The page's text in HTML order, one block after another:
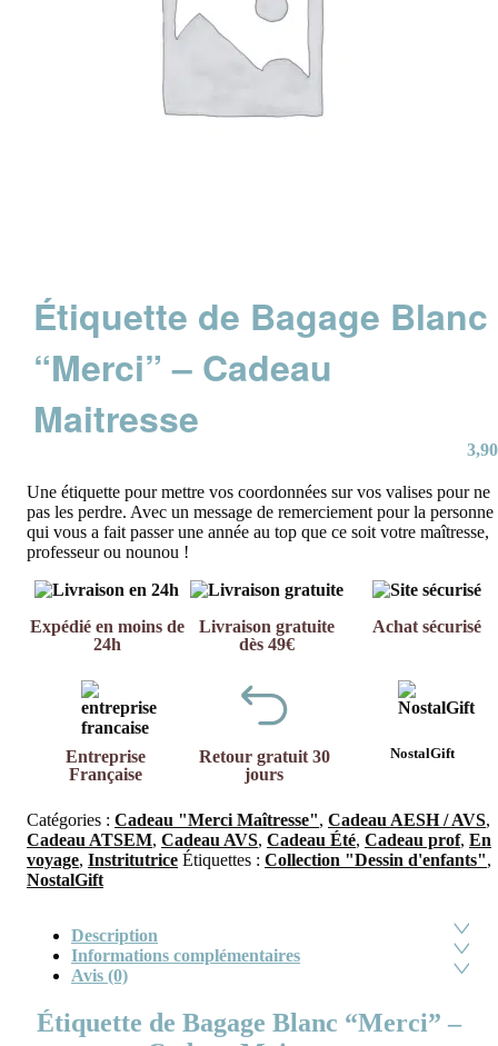
Étiquette de Bagage Blanc
“Merci” – Cadeau
Maitresse
3,90
Une étiquette pour mettre vos coordonnées sur vos valises pour ne
pas les perdre. Avec un message de remerciement pour la personne
qui vous a fait passer une année au top que ce soit votre maîtresse,
professeur ou nounou !
Expédié en moins de
24h
Livraison gratuite
dès 49€
Achat sécurisé
Entreprise
Française
Retour gratuit 30
jours
NostalGift
Catégories : Cadeau "Merci Maîtresse", Cadeau AESH / AVS,
Cadeau ATSEM, Cadeau AVS, Cadeau Été, Cadeau prof, En
voyage, Instritutrice Étiquettes : Collection "Dessin d'enfants",
NostalGift
Description
Informations complémentaires
Avis (0)
Étiquette de Bagage Blanc “Merci” –